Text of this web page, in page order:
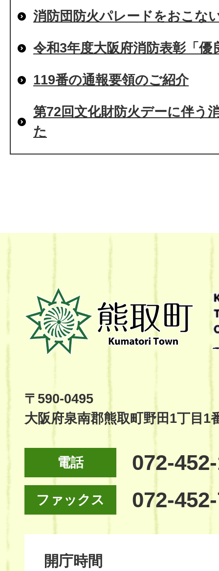
消防団防火パレードをおこな
令和3年度大阪府消防表彰「優
119番の通報要領のご紹介
第72回文化財防火デーに伴う
た
熊
取
町
Kumatori
Site
〒590-0495
大阪府泉南郡熊取町野田1丁目1
電話 072-
ファックス 072-
開庁時間